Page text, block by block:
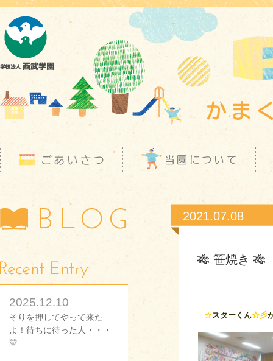
2025.12.10
そりを押してやって来た
よ！待ちに待った人・・・
💛
2021.07.08
🎋 笹焼き
☆スターくん☆彡